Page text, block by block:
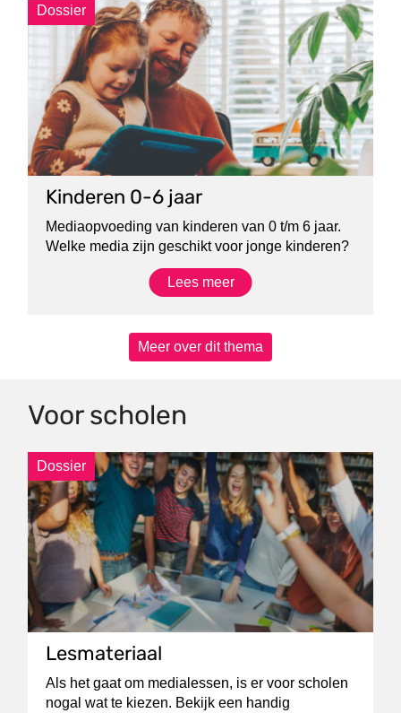
Dossier
Kinderen 0-6 jaar
Mediaopvoeding van kinderen van 0 t/m 6 jaar.
Welke media zijn geschikt voor jonge kinderen?
Lees meer
Meer over dit thema
Voor scholen
Dossier
Lesmateriaal
Als het gaat om medialessen, is er voor scholen
nogal wat te kiezen. Bekijk een handig